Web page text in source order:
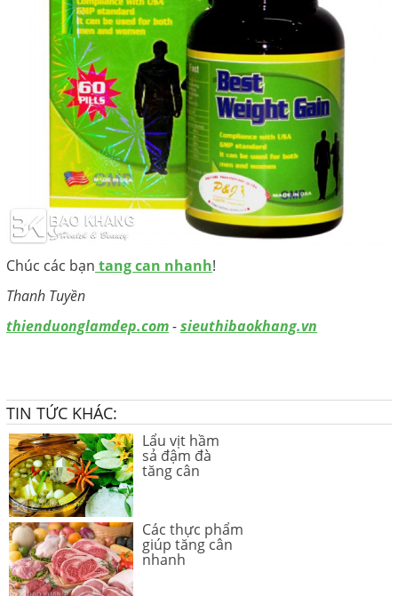
Chúc các bạn tang can nhanh!
Thanh Tuyền
thienduonglamdep.com-sieuthibaokhang.vn
TIN TỨC KHÁC:
Lẩu vịt hầm
sả đậm đà
tăng cân
Các thực phẩm
giúp tăng cân
nhanh